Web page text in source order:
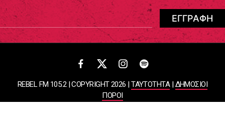
REBEL FM 105.2 | COPYRIGHT 2026 |ΤΑΥΤΟΤΗΤΑ| ΔΗΜΟΣΙΟΙ
ΠΟΡΟΙ